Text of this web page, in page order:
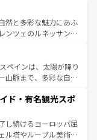
然と多彩な魅力にあふ
ンツェのルネッサンス
アマルフィ海岸の絶
光の合間には、本場の
料理を堪能することも
ない旅をしてみよう！
ペインは、太陽が降り
山脈まで、多彩な自然
フラメンコ、熱気あふ
活の一部となってい
囲気や、バルセロナの
古代ローマ遺跡や中世
ド・有名観光スポ
し続けるヨーロッパ屈
ル塔やルーブル美術館